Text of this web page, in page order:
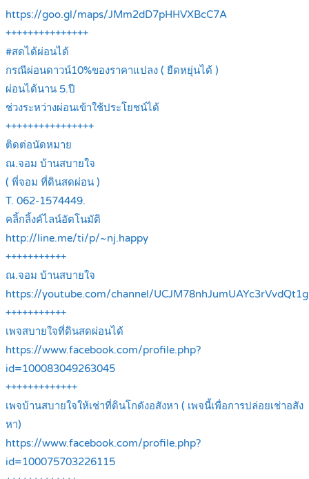
https://goo.gl/maps/JMm2dD7pHHVXBcC7A
+++++++++++++++
#สดได้ผ่อนได้
กรณีผ่อนดาวน์10%ของราคาแปลง ( ยืดหยุ่นได้ )
ผ่อนได้นาน 5.ปี
ช่วงระหว่างผ่อนเข้าใช้ประโยชน์ได้
++++++++++++++++
ติดต่อนัดหมาย
ณ.จอม บ้านสบายใจ
( พี่จอม ที่ดินสดผ่อน )
T. 062-1574449.
คลิ้กลิ้งค์ไลน์อัตโนมัติ
http://line.me/ti/p/~nj.happy
+++++++++++
ณ.จอม บ้านสบายใจ
https://youtube.com/channel/UCJM78nhJumUAYc3rVvdQt1g
+++++++++++
เพจสบายใจที่ดินสดผ่อนได้
https://www.facebook.com/profile.php?
id=100083049263045
+++++++++++++
เพจบ้านสบายใจให้เช่าที่ดินโกดังอสังหา ( เพจนี้เพื่อการปล่อยเช่าอสัง
หา)
https://www.facebook.com/profile.php?
id=100075703226115